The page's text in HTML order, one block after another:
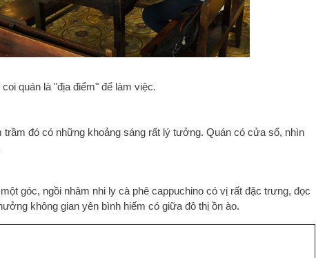
quán là "địa điểm" để làm việc.
trầm đó có những khoảng sáng rất lý tưởng. Quán có cửa sổ, nhìn
góc, ngồi nhâm nhi ly cà phê cappuchino có vị rất đặc trưng, đọc
không gian yên bình hiếm có giữa đô thị ồn ào.